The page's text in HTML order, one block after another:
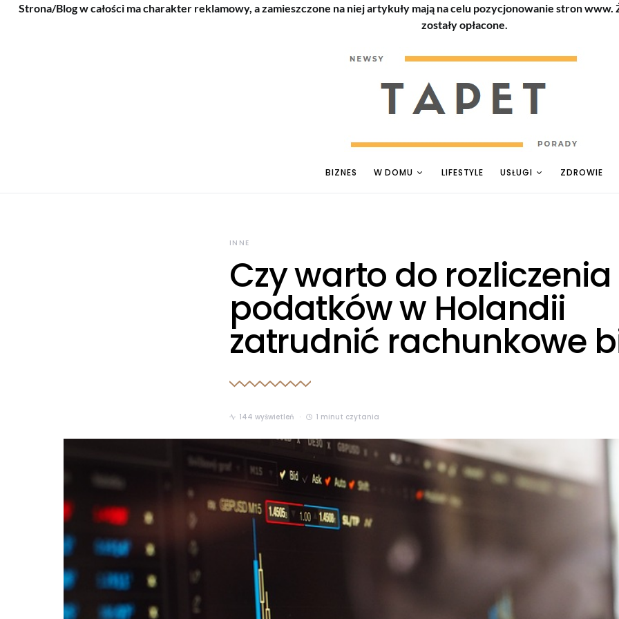
Strona/Blog w całości ma charakter reklamowy, a zamieszczone na niej artykuły mają na celu pozycjonowanie stron
zostały opłacone.
BIZNES W DOMU LIFESTYLE USŁUGI ZDROWIE
INNE
Czy warto do rozliczenia
podatków w Holandii
zatrudnić rachunkowe
144 wyświetleń 1 minut czytania